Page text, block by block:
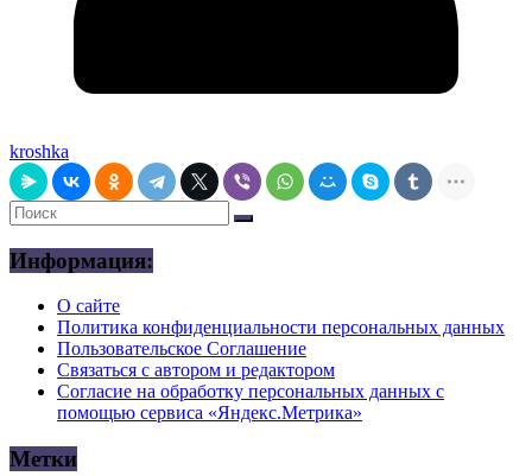
kroshka
Информация:
О сайте
Политика конфиденциальности персональных данных
Пользовательское Соглашение
Связаться с автором и редактором
Согласие на обработку персональных данных с
помощью сервиса «Яндекс.Метрика»
Метки